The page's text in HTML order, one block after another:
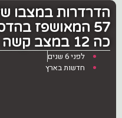
‏הדרדרות במצבו
57 המאושפז
כה 12 במצב קשה
לפני 6 שנים
חדשות בארץ